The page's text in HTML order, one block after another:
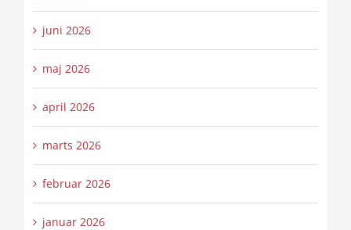
juni 2026
maj 2026
april 2026
marts 2026
februar 2026
januar 2026